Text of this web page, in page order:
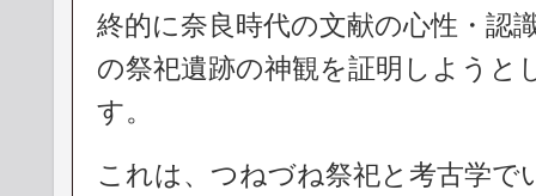
終的に奈良時代の文献の心性・認
の祭祀遺跡の神観を証明しようと
す。
これは、つねづね祭祀と考古学で